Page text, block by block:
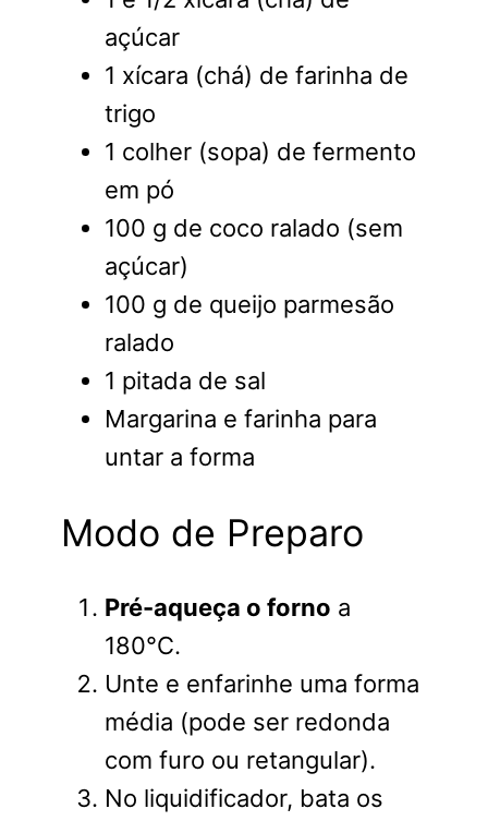
açúcar
1 xícara (chá) de farinha de
trigo
1 colher (sopa) de fermento
em pó
100 g de coco ralado (sem
açúcar)
100 g de queijo parmesão
ralado
1 pitada de sal
Margarina e farinha para
untar a forma
Modo de Preparo
Pré-aqueça o forno a
180°C.
Unte e enfarinhe uma forma
média (pode ser redonda
com furo ou retangular).
No liquidificador, bata os